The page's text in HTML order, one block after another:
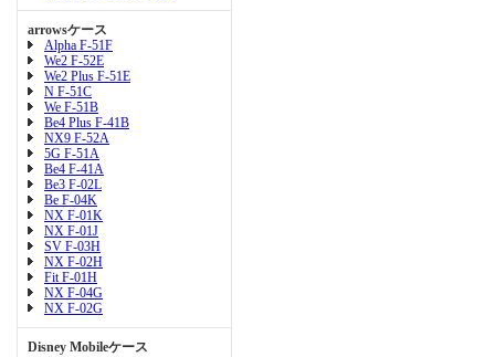
arrowsケース
Alpha F-51F
We2 F-52E
We2 Plus F-51E
N F-51C
We F-51B
Be4 Plus F-41B
NX9 F-52A
5G F-51A
Be4 F-41A
Be3 F-02L
Be F-04K
NX F-01K
NX F-01J
SV F-03H
NX F-02H
Fit F-01H
NX F-04G
NX F-02G
Disney Mobileケース